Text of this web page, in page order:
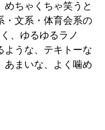
めちゃくちゃ笑うと
・文系・体育会系の
、ゆるゆるラノ
ような、テキトーな
まいな、よく噛め